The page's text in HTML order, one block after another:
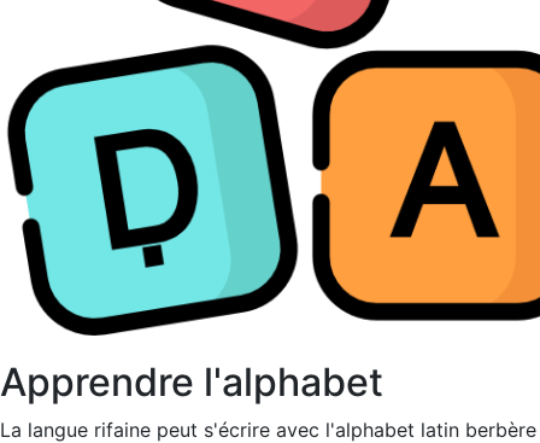
Apprendre l'alphabet
La langue rifaine peut s'écrire avec l'alphabet latin berbère